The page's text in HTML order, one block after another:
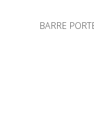
BARRE